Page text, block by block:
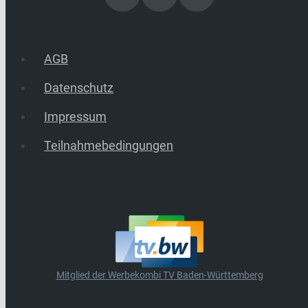
AGB
Datenschutz
Impressum
Teilnahmebedingungen
Mitglied der Werbekombi TV Baden-Württemberg